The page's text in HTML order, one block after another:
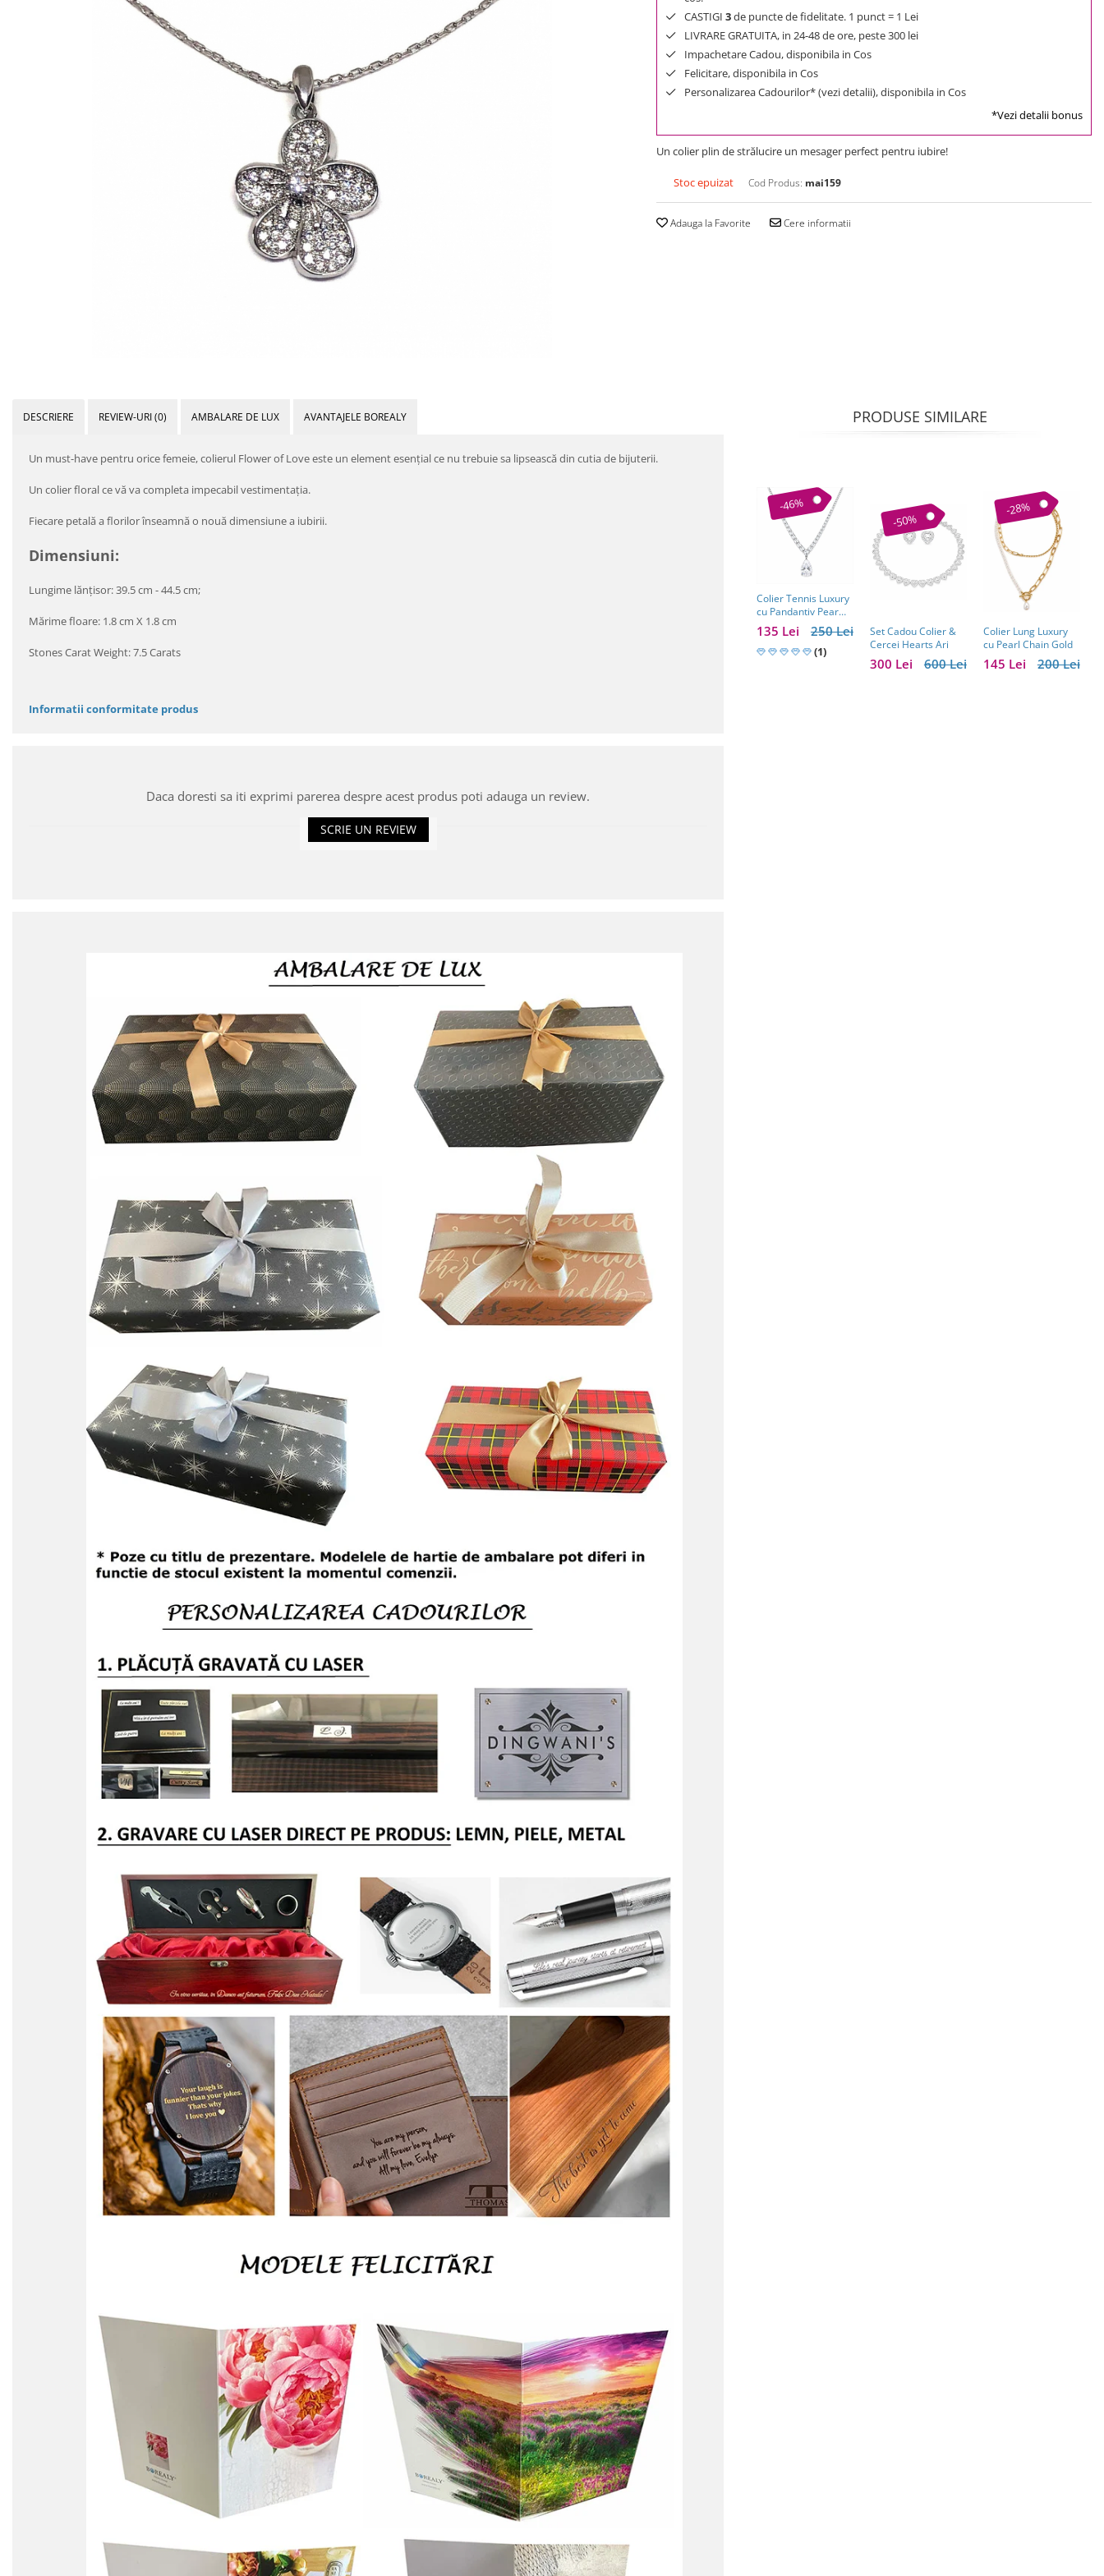
CASTIGI 3de puncte de fidelitate. 1 punct = 1 Lei
LIVRARE GRATUITA, in 24-48 de ore, peste 300 lei
Impachetare Cadou, disponibila in Cos
Felicitare, disponibila in Cos
Personalizarea Cadourilor* (vezi detalii), disponibila in Cos
*Vezi detalii bonus
Un colier plin de strălucire un mesager perfect pentru iubire!
Stoc epuizat Cod Produs: mai159
Adauga la Favorite Cere informatii
DESCRIERE REVIEW-URI(0) AMBALARE DE LUX AVANTAJELE BOREALY
Un must-have pentru orice femeie, colierul Flower of Love este un element esențial ce nu trebuie sa lipsească din cutia de bijuterii.
Un colier floral ce vă va completa impecabil vestimentația.
Fiecare petală a florilor înseamnă o nouă dimensiune a iubirii.
Dimensiuni:
Lungime lănţisor: 39.5 cm - 44.5 cm;
Mărime floare: 1.8 cm X 1.8 cm
Stones Carat Weight: 7.5 Carats
Informatii conformitate produs
Daca doresti sa iti exprimi parerea despre acest produs poti adauga un review.
SCRIE UN REVIEW
PRODUSE SIMILARE
-46%
Colier Tennis Luxury
cu Pandantiv Pear
Cut – Eleganță
Atemporală 250 Lei
135 Lei
(1)
-50%
Set Cadou Colier &
Cercei Hearts Ari
600 Lei
300 Lei
-28%
Colier Lung Luxury
cu Pearl Chain Gold
200 Lei
145 Lei